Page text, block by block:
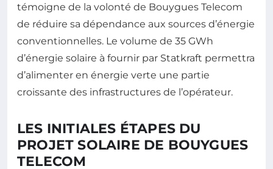
témoigne de la volonté de Bouygues Telecom
de réduire sa dépendance aux sources d’énergie
conventionnelles. Le volume de 35 GWh
d’énergie solaire à fournir par Statkraft permettra
d’alimenter en énergie verte une partie
croissante des infrastructures de l’opérateur.
LES INITIALES ÉTAPES DU
PROJET SOLAIRE DE BOUYGUES
TELECOM